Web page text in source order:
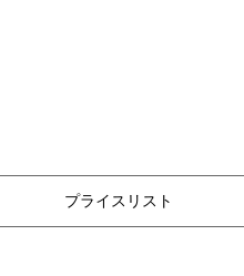
プライスリスト